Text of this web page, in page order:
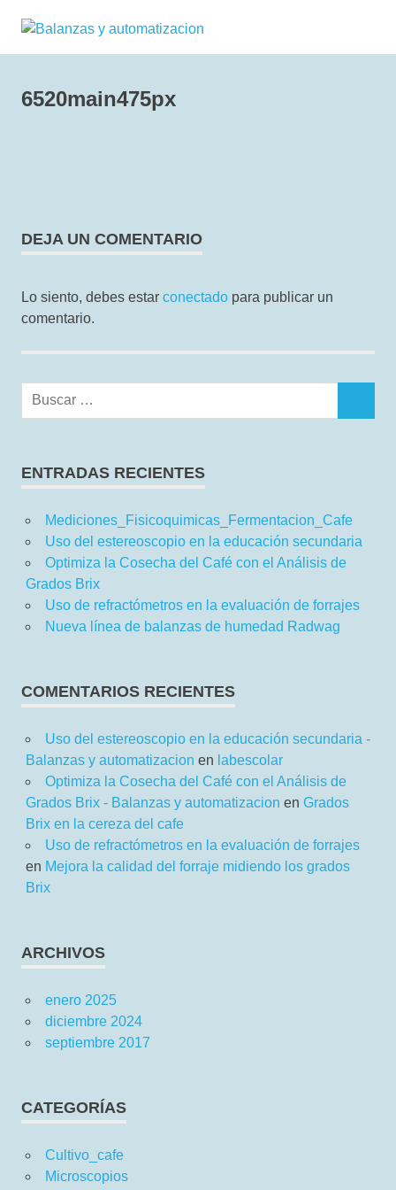
contenido
de
6520main475px
DEJA UN COMENTARIO
Lo siento, debes estar conectado para publicar un
comentario.
Buscar:
ENTRADAS RECIENTES
Mediciones_Fisicoquimicas_Fermentacion_Cafe
Uso del estereoscopio en la educación secundaria
Optimiza la Cosecha del Café con el Análisis de
Grados Brix
Uso de refractómetros en la evaluación de forrajes
Nueva línea de balanzas de humedad Radwag
COMENTARIOS RECIENTES
Uso del estereoscopio en la educación secundaria -
Balanzas y automatizacion en labescolar
Optimiza la Cosecha del Café con el Análisis de
Grados Brix - Balanzas y automatizacion en Grados
Brix en la cereza del cafe
Uso de refractómetros en la evaluación de forrajes
en Mejora la calidad del forraje midiendo los grados
Brix
ARCHIVOS
enero 2025
diciembre 2024
septiembre 2017
CATEGORÍAS
Cultivo_cafe
Microscopios